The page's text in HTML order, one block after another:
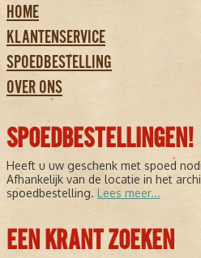
HOME
KLANTENSERVICE
SPOEDBESTELLING
OVER ONS
SPOEDBESTELLINGEN!
Heeft u uw geschenk met spoed
Afhankelijk van de locatie in het
spoedbestelling. Lees meer...
EEN KRANT ZOEKEN